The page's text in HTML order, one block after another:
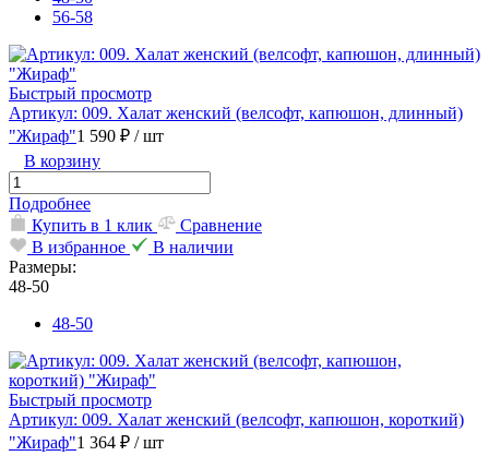
56-58
Быстрый просмотр
Артикул: 009. Халат женский (велсофт, капюшон, длинный)
"Жираф"1 590 ₽ / шт
В корзину
Подробнее
Купить в 1 клик
Сравнение
В избранное
В наличии
Размеры:
48-50
48-50
Быстрый просмотр
Артикул: 009. Халат женский (велсофт, капюшон, короткий)
"Жираф"1 364 ₽ / шт